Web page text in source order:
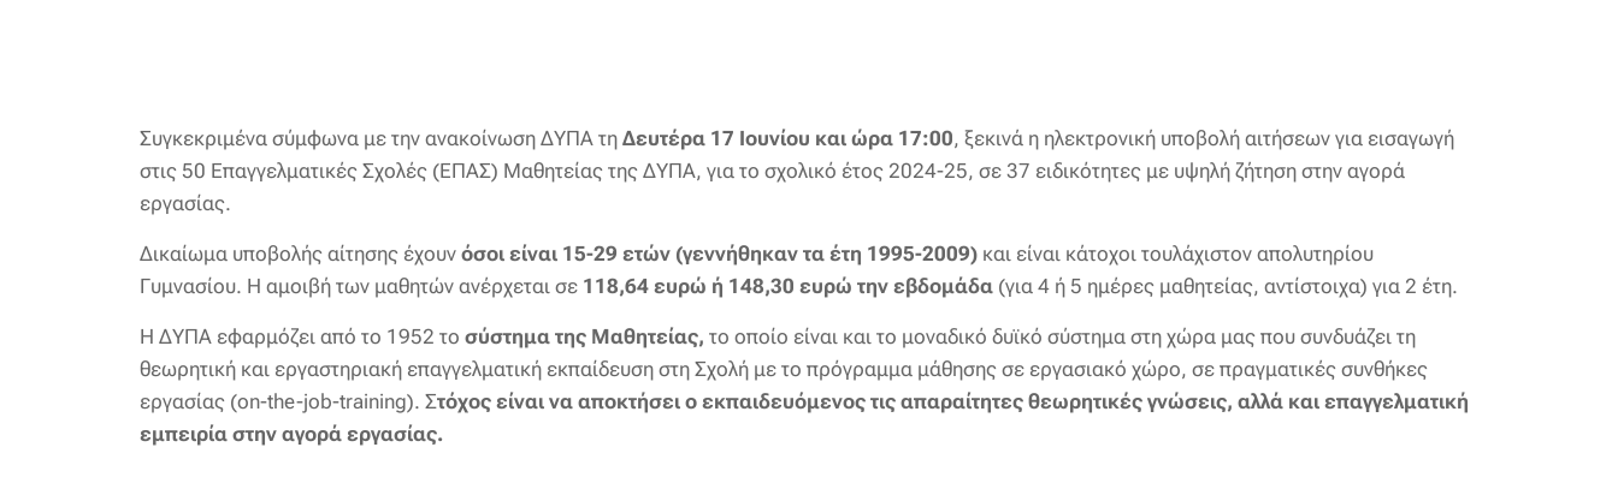
Συγκεκριμένα σύμφωνα με την ανακοίνωση ΔΥΠΑ τη Δευτέρα 17 Ιουνίου και ώρα 17:00, ξεκινά η ηλεκτρονική υποβολή αιτήσεων για εισαγωγή
στις 50 Επαγγελματικές Σχολές (ΕΠΑΣ) Μαθητείας της ΔΥΠΑ, για το σχολικό έτος 2024-25, σε 37 ειδικότητες με υψηλή ζήτηση στην αγορά
εργασίας.
Δικαίωμα υποβολής αίτησης έχουν όσοι είναι 15-29 ετών (γεννήθηκαν τα έτη 1995-2009) και είναι κάτοχοι τουλάχιστον απολυτηρίου
Γυμνασίου. Η αμοιβή των μαθητών ανέρχεται σε 118,64 ευρώ ή 148,30 ευρώ την εβδομάδα (για 4 ή 5 ημέρες μαθητείας, αντίστοιχα) για 2 έτη.
Η ΔΥΠΑ εφαρμόζει από το 1952 το σύστημα της Μαθητείας, το οποίο είναι και το μοναδικό δυϊκό σύστημα στη χώρα μας που συνδυάζει τη
θεωρητική και εργαστηριακή επαγγελματική εκπαίδευση στη Σχολή με το πρόγραμμα μάθησης σε εργασιακό χώρο, σε πραγματικές συνθήκες
εργασίας (on-the-job-training). Στόχος είναι να αποκτήσει ο εκπαιδευόμενος τις απαραίτητες θεωρητικές γνώσεις, αλλά και επαγγελματική
εμπειρία στην αγορά εργασίας.